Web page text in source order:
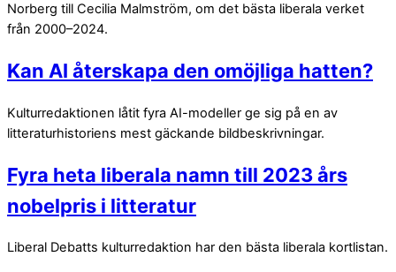
Norberg till Cecilia Malmström, om det bästa liberala verket
från 2000–2024.
Kan AI återskapa den omöjliga hatten?
Kulturredaktionen låtit fyra AI-modeller ge sig på en av
litteraturhistoriens mest gäckande bildbeskrivningar.
Fyra heta liberala namn till 2023 års
nobelpris i litteratur
Liberal Debatts kulturredaktion har den bästa liberala kortlistan.